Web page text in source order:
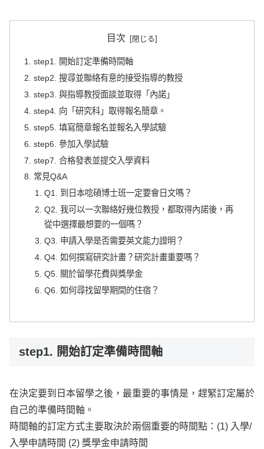
目次
step1. 開始訂定準備時間軸
step2. 搜尋並聯絡有意的接受指導的教授
step3. 與指導教授面談並取得「內諾」
step4. 向「研究科」取得報名簡章。
step5. 填寫簡章報名並報名入學試驗
step6. 參加入學試驗
step7. 合格發表並提交入學資料
常見Q&A
Q1. 到日本唸碩博士班一定要會日文嗎？
Q2. 我可以一次聯絡好幾位教授，都取得內諾後，再
從中選擇最想要的一個嗎？
Q3. 申請入學是否需要英文能力證明？
Q4. 如何撰寫研究計畫？研究計畫重要嗎？
Q5. 關於留學花費與獎學金
Q6. 如何尋找留學期間的住宿？
step1. 開始訂定準備時間軸
在決定要到日本留學之後，最重要的事情是，趕緊訂定屬於
自己的準備時間軸。
時間軸的訂定方式主要取決於兩個重要的時間點：(1) 入學/
入學申請時間 (2) 獎學金申請時間